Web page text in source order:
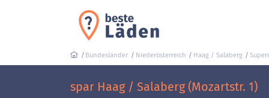
Bundesländer Niederösterreich Haag / Salaberg
spar Haag / Salaberg (Mozartstr. 1)